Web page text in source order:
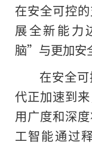
在安全可控
展全新能力
脑”与更加安
在安全
代正加速到
用广度和深
工智能通过